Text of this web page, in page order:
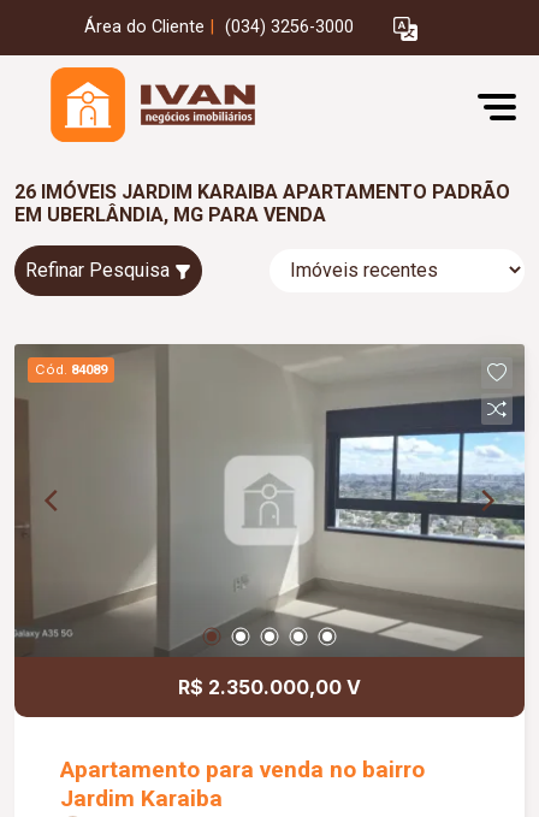
Área do Cliente (034) 3256-3000
26 IMÓVEIS JARDIM KARAIBA APARTAMENTO PADRÃO
EM UBERLÂNDIA, MG PARA VENDA
Refinar Pesquisa
Cód. 84089
R$ 2.350.000,00 V
Apartamento para venda no bairro
Jardim Karaiba